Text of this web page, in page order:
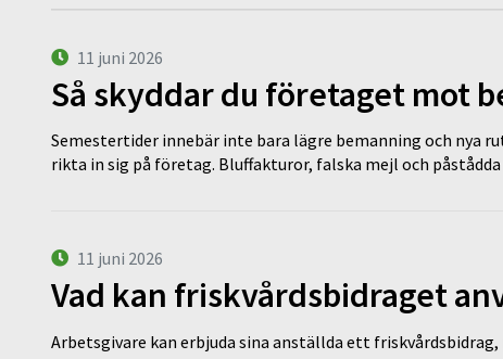
11 juni 2026
Så skyddar du företaget mot
Semestertider innebär inte bara lägre bemanning och nya
rikta in sig på företag. Bluffakturor, falska mejl och
11 juni 2026
Vad kan friskvårdsbidraget
Arbetsgivare kan erbjuda sina anställda ett